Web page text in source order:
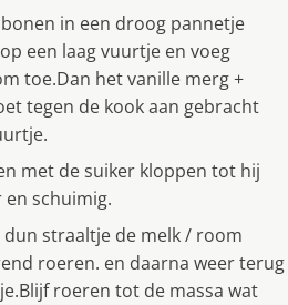
in een droog pannetje
een laag vuurtje en voeg
toe.Dan het vanille merg +
tegen de kook aan gebracht
met de suiker kloppen tot hij
schuimig.
straaltje de melk / room
roeren. en daarna weer terug
roeren tot de massa wat